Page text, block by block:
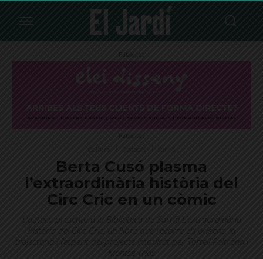
Publicitat
Publicitat
Berta Cusó plasma
l’extraordinària història del
Circ Cric en un còmic
L’autora presenta a la Biblioteca de Sarrià L’extraordinària
història del Circ Cric, un llibre que recorre els orígens, la
trajectòria i l’esperit del projecte impulsat per Tortell Poltrona i
Montse Trias